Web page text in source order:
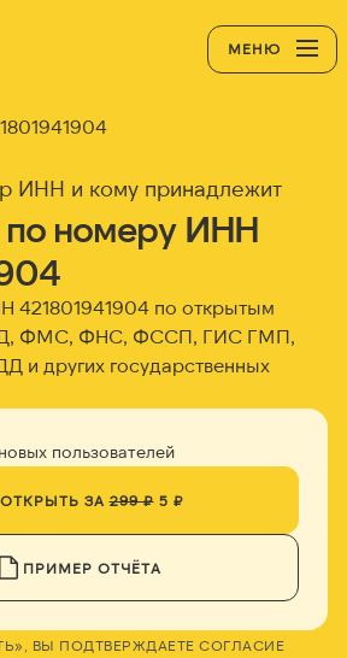
МЕНЮ
ИНН и кому принадлежит
по номеру ИНН
421801941904 по открытым
ФМС, ФНС, ФССП, ГИС ГМП,
других государственных
пользователей
ОТКРЫТЬ ЗА299 ₽5 ₽
ПРИМЕР ОТЧЁТА
ВЫ ПОДТВЕРЖДАЕТЕ СОГЛАСИЕ